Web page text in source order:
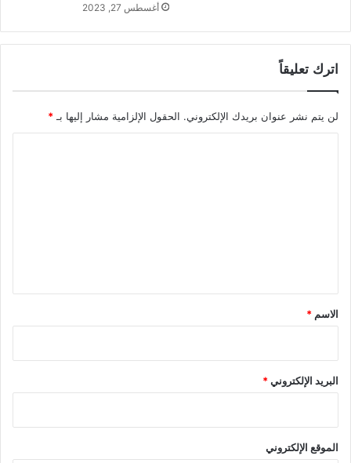
أغسطس 27, 2023
اترك تعليقاً
لن يتم نشر عنوان بريدك الإلكتروني. الحقول الإلزامية مشار إليها بـ *
*
الاسم *
البريد الإلكتروني*
الموقع الإلكتروني